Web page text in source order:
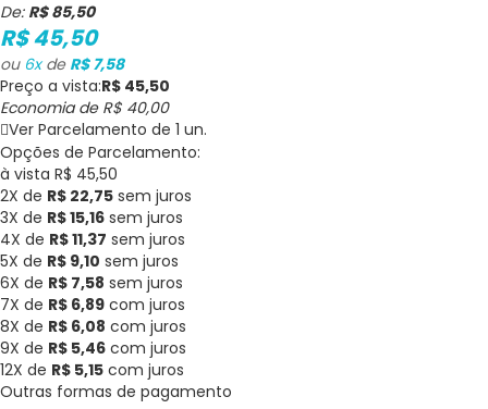
De: R$ 85,50
R$ 45,50
ou 6xde R$ 7,58
Preço a vista:R$ 45,50
Economia de R$ 40,00
Ver Parcelamento de 1 un.
Opções de Parcelamento:
à vista R$ 45,50
2X de R$ 22,75 sem juros
3X de R$ 15,16 sem juros
4X de R$ 11,37 sem juros
5X de R$ 9,10 sem juros
6X de R$ 7,58 sem juros
7X de R$ 6,89 com juros
8X de R$ 6,08 com juros
9X de R$ 5,46 com juros
12X de R$ 5,15 com juros
Outras formas de pagamento